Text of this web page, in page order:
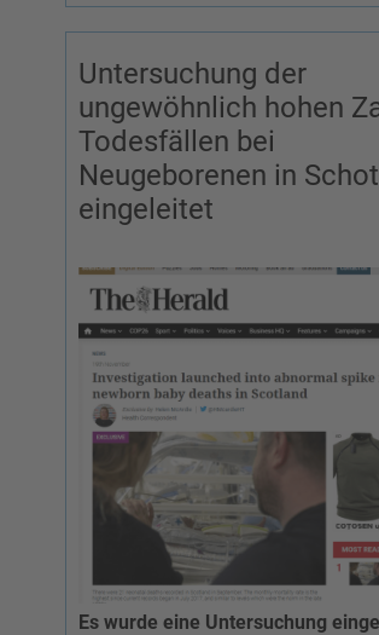
Untersuchung der
ungewöhnlich hohen
Todesfällen bei
Neugeborenen in
eingeleitet
Es wurde eine Untersuchung